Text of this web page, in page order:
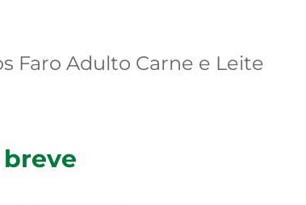
Faro Adulto Carne e Leite